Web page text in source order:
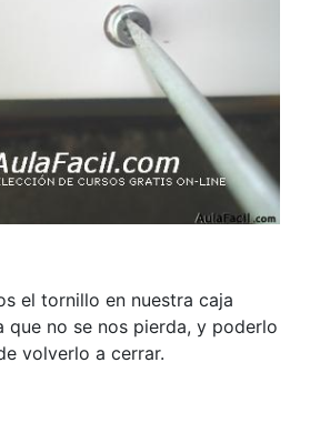
el tornillo en nuestra caja
que no se nos pierda, y poderlo
volverlo a cerrar.